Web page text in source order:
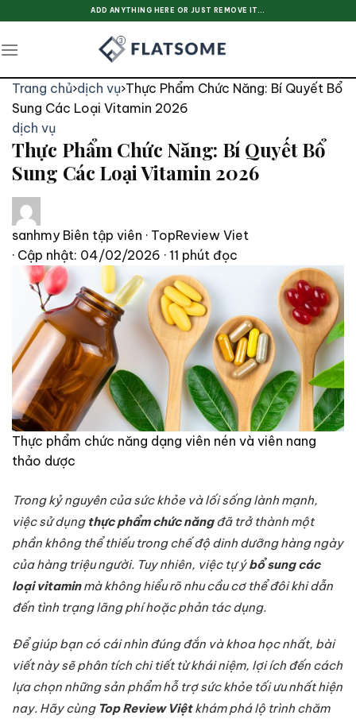
content
ADD ANYTHING HERE OR JUST REMOVE IT...
Trang chủ›dịch vụ›Thực Phẩm Chức Năng: Bí Quyết Bổ
Sung Các Loại Vitamin 2026
dịch vụ
Thực Phẩm Chức Năng: Bí Quyết Bổ
Sung Các Loại Vitamin 2026
sanhmy Biên tập viên · TopReview Viet
· Cập nhật: 04/02/2026 · 11 phút đọc
Thực phẩm chức năng dạng viên nén và viên nang
thảo dược
Trong kỷ nguyên của sức khỏe và lối sống lành mạnh,
việc sử dụng thực phẩm chức năngđã trở thành một
phần không thể thiếu trong chế độ dinh dưỡng hàng ngày
của hàng triệu người. Tuy nhiên, việc tự ýbổ sung các
loại vitaminmà không hiểu rõ nhu cầu cơ thể đôi khi dẫn
đến tình trạng lãng phí hoặc phản tác dụng.
Để giúp bạn có cái nhìn đúng đắn và khoa học nhất, bài
viết này sẽ phân tích chi tiết từ khái niệm, lợi ích đến cách
lựa chọn những sản phẩm hỗ trợ sức khỏe tối ưu nhất hiện
nay. Hãy cùng Top Review Việtkhám phá lộ trình chăm